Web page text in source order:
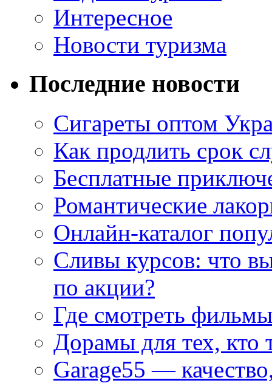
Интересное
Новости туризма
Последние новости
Сигареты оптом
Как продлить срок
Бесплатные
Романтические
Онлайн-каталог
Сливы курсов: что
по акции?
Где смотреть
Дорамы для тех, кто
Garage55 —